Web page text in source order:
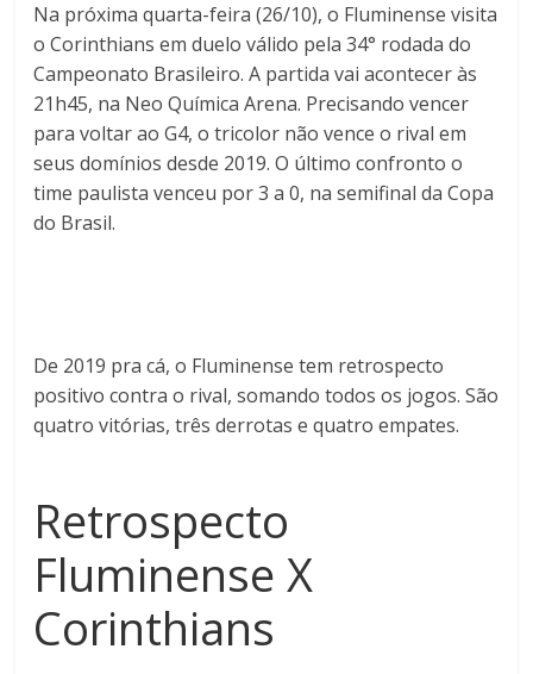
Na próxima quarta-feira (26/10), o Fluminense visita
o Corinthians em duelo válido pela 34° rodada do
Campeonato Brasileiro. A partida vai acontecer às
21h45, na Neo Química Arena. Precisando vencer
para voltar ao G4, o tricolor não vence o rival em
seus domínios desde 2019. O último confronto o
time paulista venceu por 3 a 0, na semifinal da Copa
do Brasil.
De 2019 pra cá, o Fluminense tem retrospecto
positivo contra o rival, somando todos os jogos. São
quatro vitórias, três derrotas e quatro empates.
Retrospecto
Fluminense X
Corinthians